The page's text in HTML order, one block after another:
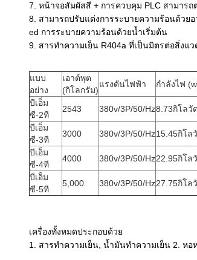
7. หน้าจอสัมผัสสี + การควบคุม PLC สามาร
8. สามารถปรับแต่งการระบายความร้อนด้วย
ed การระบายความร้อนด้วยน้ำเริ่มต้น
9. สารทำความเย็น R404a ที่เป็นมิตรต่อสิ่งแ
แบบ
อย่าง
เอาต์พุต
(กิโลกรัม)
แรงดันไฟฟ้า กำลังไฟ
บีเอ็ม
ซี-2ที
2543 380v/3P/50/Hz8.73กิโลวั
บีเอ็ม
ซี-3ที
3000 380v/3P/50/Hz15.45กิโล
บีเอ็ม
ซี-4ที
4000 380v/3P/50/Hz22.95กิโล
บีเอ็ม
ซี-5ที
5,000 380v/3P/50/Hz27.75กิโล